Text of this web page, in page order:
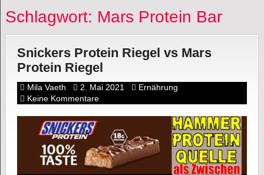
Schlagwort: Mars Protein Bar
Snickers Protein Riegel vs Mars
Protein Riegel
Mila Vaeth 2. Mai 2021
Ernährung
Keine Kommentare